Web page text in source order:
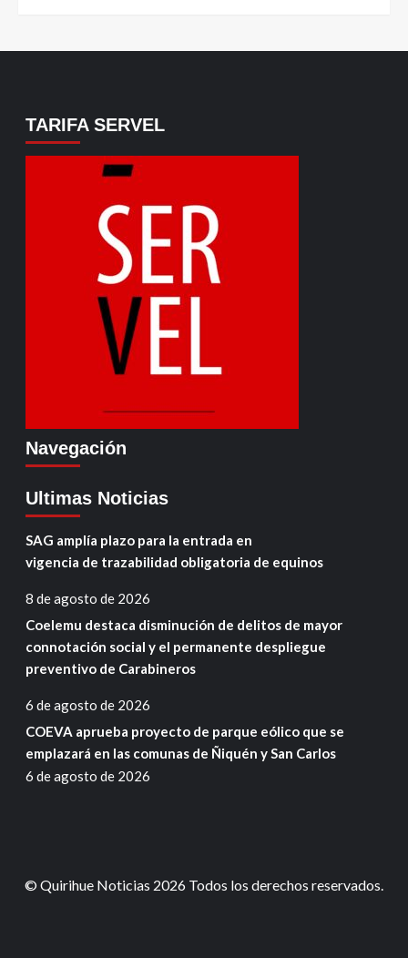
TARIFA SERVEL
Navegación
Ultimas Noticias
SAG amplía plazo para la entrada en
vigencia de trazabilidad obligatoria de equinos
8 de agosto de 2026
Coelemu destaca disminución de delitos de mayor
connotación social y el permanente despliegue
preventivo de Carabineros
6 de agosto de 2026
COEVA aprueba proyecto de parque eólico que se
emplazará en las comunas de Ñiquén y San Carlos
6 de agosto de 2026